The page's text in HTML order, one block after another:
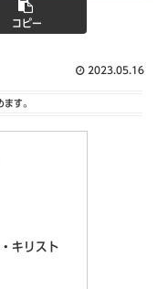
コピー
2023.05.16
ます。
キリスト